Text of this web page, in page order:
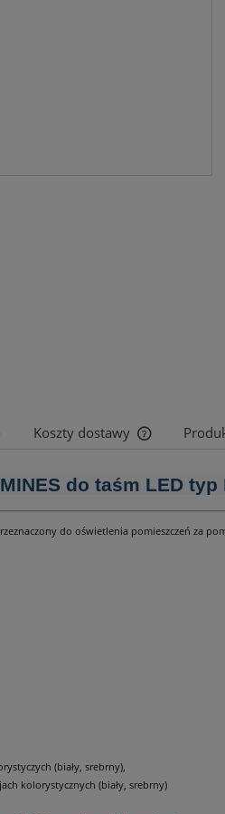
Koszty dostawy
Cena nie
płatności
do taśm LED
do oświetlenia pomieszczeń za
(biały, srebrny),
kolorystycznych (biały, srebrny)